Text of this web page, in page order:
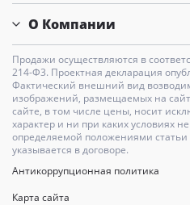
О Компании
Продажи осуществляются в
214-Ф3. Проектная декларация
Фактический внешний вид
изображений, размещаемых на
сайте, в том числе цены, носит
характер и ни при каких условиях
определяемой положениями
указывается в договоре.
Антикоррупционная политика
Карта сайта